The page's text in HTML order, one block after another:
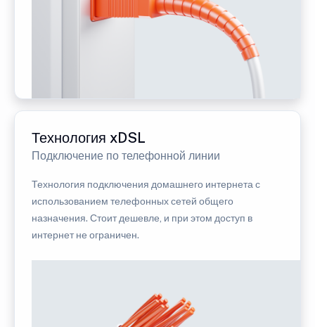
Технология xDSL
Подключение по телефонной линии
Технология подключения домашнего интернета с
использованием телефонных сетей общего
назначения. Стоит дешевле, и при этом доступ в
интернет не ограничен.